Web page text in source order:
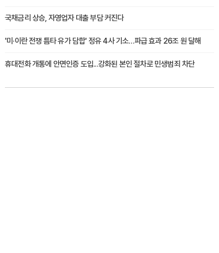
국채금리 상승, 자영업자 대출 부담 커진다
'미·이란 전쟁 틈타 유가 담합' 정유 4사 기소…파급 효과 26조 원 달해
휴대전화 개통에 안면인증 도입...강화된 본인 절차로 민생범죄 차단